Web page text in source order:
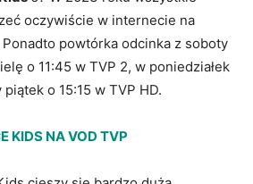
oczywiście w internecie na
Ponadto powtórka odcinka z soboty
o 11:45 w TVP 2, w poniedziałek
o 15:15 w TVP HD.
KIDS NA VOD TVP